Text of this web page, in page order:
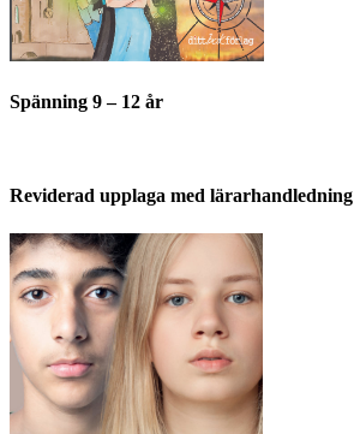
Spänning 9 – 12 år
Reviderad upplaga med lärarhandledning